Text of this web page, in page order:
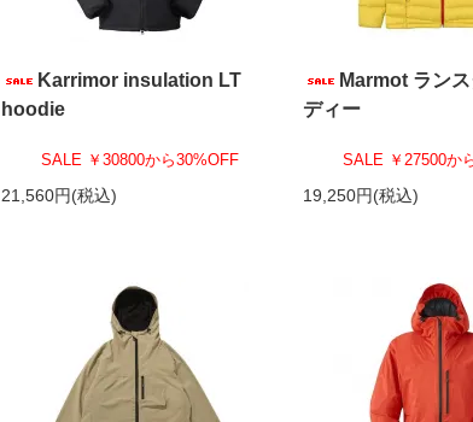
Karrimor insulation LT
hoodie
SALE ￥30800から30%OFF
21,560円(税込)
Marmot ラン
ディー
SALE ￥27500か
19,250円(税込)